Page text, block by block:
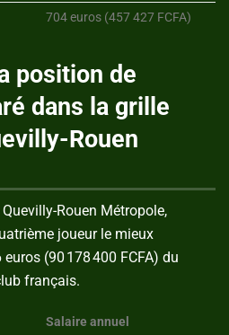
704 euros (457 427 FCFA)
position de
dans la grille
Rouen
Rouen Métropole,
joueur le mieux
(90 178 400 FCFA) du
français.
Salaire annuel